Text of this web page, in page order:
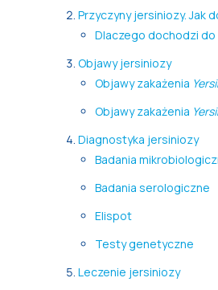
Przyczyny jersiniozy. Jak
Dlaczego dochodzi do
Objawy jersiniozy
Objawy zakażenia
Objawy zakażenia
Diagnostyka jersiniozy
Badania
Badania serologiczne
Elispot
Testy genetyczne
Leczenie jersiniozy